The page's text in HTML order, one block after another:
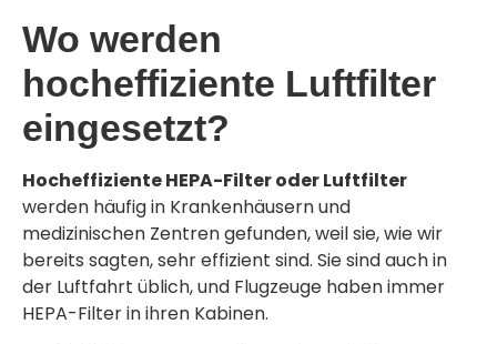
Wo werden
hocheffiziente Luftfilter
eingesetzt?
Hocheffiziente HEPA-Filter oder Luftfilter
werden häufig in Krankenhäusern und
medizinischen Zentren gefunden, weil sie, wie wir
bereits sagten, sehr effizient sind. Sie sind auch in
der Luftfahrt üblich, und Flugzeuge haben immer
HEPA-Filter in ihren Kabinen.